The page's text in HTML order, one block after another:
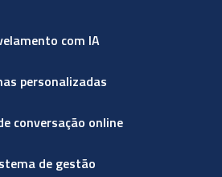
com IA
personalizadas
conversação online
de gestão